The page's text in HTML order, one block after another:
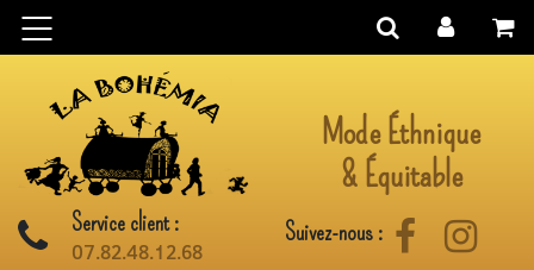
Aller au contenu
Mode Éthnique
& Équitable
Service client :
07.82.48.12.68
Suivez-nous : Facebook